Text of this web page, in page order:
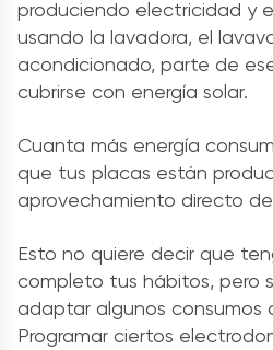
produciendo electricidad y
usando la lavadora, el
acondicionado, parte de
cubrirse con energía solar.
Cuanta más energía
que tus placas están
aprovechamiento directo
Esto no quiere decir que
completo tus hábitos, pero
adaptar algunos consumos
Programar ciertos